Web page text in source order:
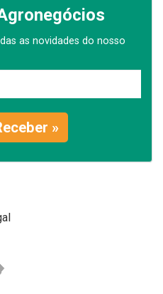
as novidades do nosso
»